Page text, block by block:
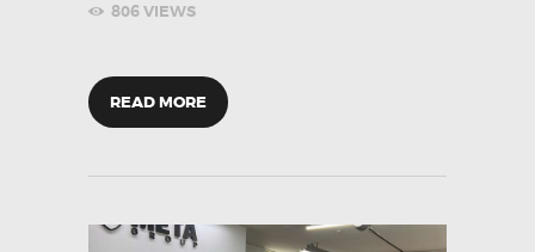
806VIEWS
READ MORE